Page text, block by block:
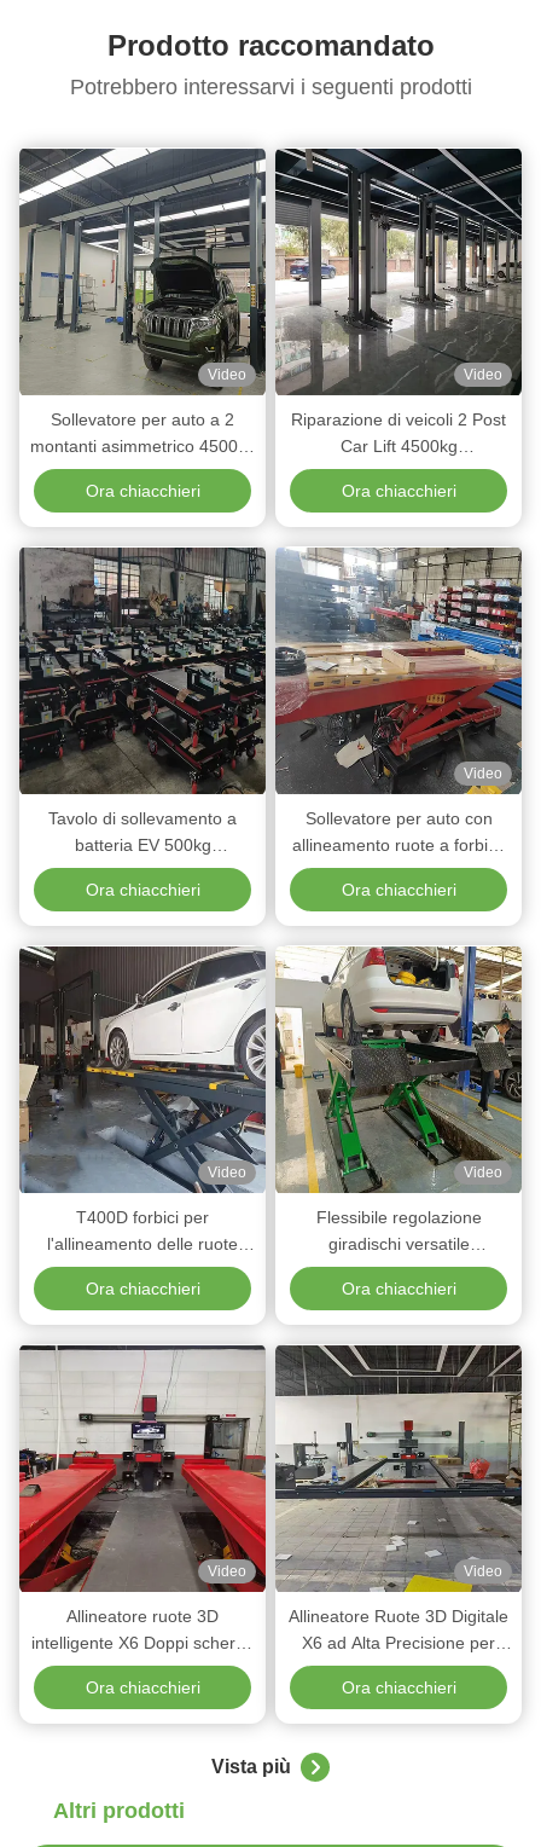
crescente
domanda di servizi
automobilistici
Prodotto raccomandato
Potrebbero interessarvi i seguenti prodotti
Video
Sollevatore per auto a 2
montanti asimmetrico 4500kg
con argano idraulico per
attrezzature da garage
Ora chiacchieri
Video
Riparazione di veicoli 2 Post
Car Lift 4500kg
Apparecchiature di
sollevamento di veicoli
commerciali per garage
Ora chiacchieri
Tavolo di sollevamento a
batteria EV 500kg
Piattaforma di sollevamento a
forbici idrauliche per il
laboratorio di riparazione dei
veicoli elettrici
Ora chiacchieri
Video
Sollevatore per auto con
allineamento ruote a forbice
5T, piattaforma lunga 5 metri
con sollevatore secondario
Ora chiacchieri
Video
T400D forbici per
l'allineamento delle ruote
ascensore per auto con
presa secondaria
Ora chiacchieri
Video
Flessibile regolazione
giradischi versatile
manutenzione del veicolo
attrezzature di sollevamento
auto
Ora chiacchieri
Video
Allineatore ruote 3D
intelligente X6 Doppi schermi
Monitoraggio in tempo reale
e imaging 3D ad alta
precisione per un
Ora chiacchieri
Video
Allineatore Ruote 3D Digitale
X6 ad Alta Precisione per
Regolazione e Allineamento
Sospensioni Auto: Requisiti e
Soluzioni
Ora chiacchieri
Vista più
Altri prodotti